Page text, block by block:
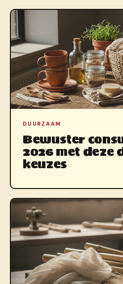
DUURZAAM
Bewuster
2026 met deze
keuzes